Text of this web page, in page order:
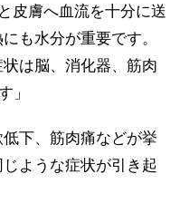
皮膚へ血流を十分に送
も水分が重要です。
は脳、消化器、筋肉
」
下、筋肉痛などが挙
ような症状が引き起